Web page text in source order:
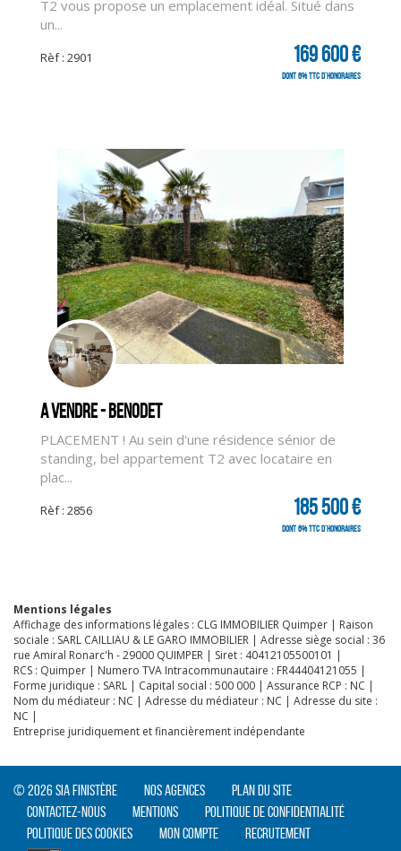
T2 vous propose un emplacement idéal. Situé dans
un...
Rèf : 2901 169 600 €
dont 6% TTC d'honoraires
A vendre - BENODET
PLACEMENT ! Au sein d'une résidence sénior de
standing, bel appartement T2 avec locataire en
plac...
Rèf : 2856 185 500 €
dont 6% TTC d'honoraires
Mentions légales
Affichage des informations légales : CLG IMMOBILIER Quimper | Raison
sociale : SARL CAILLIAU & LE GARO IMMOBILIER | Adresse siège social : 36
rue Amiral Ronarc'h - 29000 QUIMPER | Siret : 40412105500101 |
RCS : Quimper | Numero TVA Intracommunautaire : FR44404121055 |
Forme juridique : SARL | Capital social : 500 000 | Assurance RCP : NC |
Nom du médiateur : NC | Adresse du médiateur : NC | Adresse du site :
NC |
Entreprise juridiquement et financièrement indépendante
© 2026 SIA Finistère Nos agences
Plan du site
Contactez-nous
Mentions
Politique de confidentialité
Politique des cookies
Mon compte Recrutement